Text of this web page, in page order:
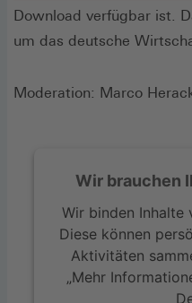
Download verfügbar ist.
um das deutsche
Moderation: Marco
Wir brauchen
Wir binden Inhalte
Diese können
Aktivitäten
„Mehr